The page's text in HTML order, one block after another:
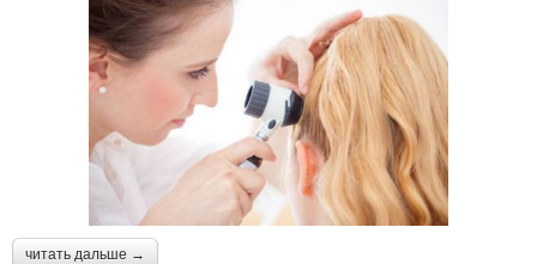
читать дальше →